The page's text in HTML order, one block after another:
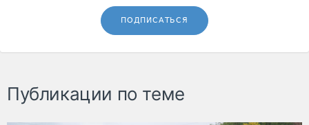
ПОДПИСАТЬСЯ
Публикации по теме